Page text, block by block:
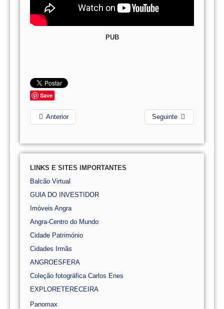
PUB
Save
Anterior Seguinte
LINKS E SITES IMPORTANTES
Balcão Virtual
GUIA DO INVESTIDOR
Imóveis Angra
Angra-Centro do Mundo
Cidade Património
Cidades Irmãs
ANGROESFERA
Coleção fotográfica Carlos Enes
EXPLORETERECEIRA
Panomax